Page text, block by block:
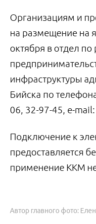
Организациям и
на размещение на
октября в отдел по
инфраструктуры
Бийска по
06, 32-97-45, e-
Подключение к
предоставляется
применение ККМ не
Автор главного фото: